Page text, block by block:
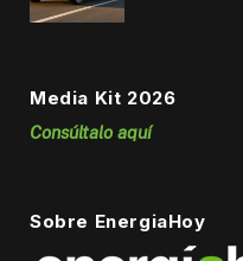
Media Kit 2026
Consúltalo aquí
Sobre EnergiaHoy